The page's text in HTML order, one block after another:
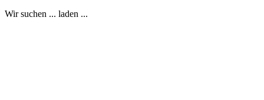
Wir suchen ... laden ...